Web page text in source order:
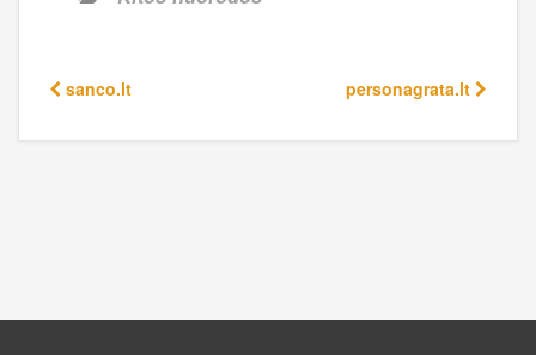
sanco.lt personagrata.lt